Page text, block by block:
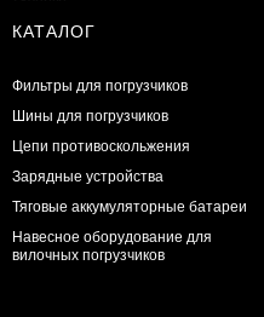
КАТАЛОГ
Фильтры для погрузчиков
Шины для погрузчиков
Цепи противоскольжения
Зарядные устройства
Тяговые аккумуляторные батареи
Навесное оборудование для
вилочных погрузчиков